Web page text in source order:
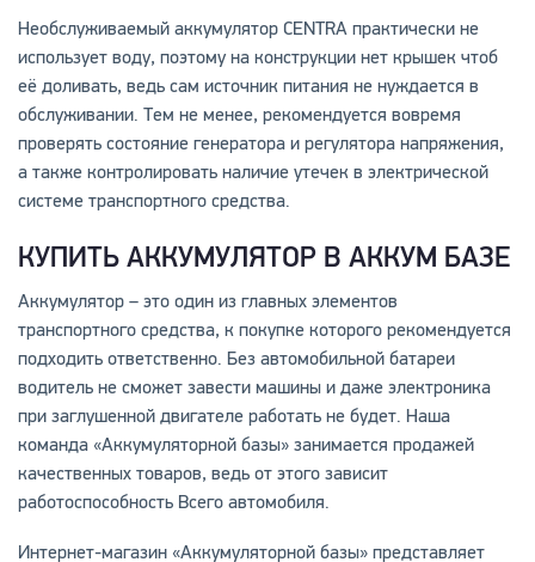
Необслуживаемый аккумулятор CENTRA практически не
использует воду, поэтому на конструкции нет крышек чтоб
её доливать, ведь сам источник питания не нуждается в
обслуживании. Тем не менее, рекомендуется вовремя
проверять состояние генератора и регулятора напряжения,
а также контролировать наличие утечек в электрической
системе транспортного средства.
КУПИТЬ АККУМУЛЯТОР В АККУМ БАЗЕ
Аккумулятор – это один из главных элементов
транспортного средства, к покупке которого рекомендуется
подходить ответственно. Без автомобильной батареи
водитель не сможет завести машины и даже электроника
при заглушенной двигателе работать не будет. Наша
команда «Аккумуляторной базы» занимается продажей
качественных товаров, ведь от этого зависит
работоспособность Всего автомобиля.
Интернет-магазин «Аккумуляторной базы» представляет